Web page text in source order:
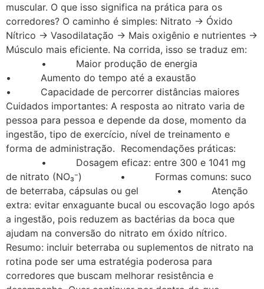
muscular. O que isso significa na prática para os
corredores? O caminho é simples: Nitrato → Óxido
Nítrico → Vasodilatação → Mais oxigênio e nutrientes →
Músculo mais eficiente. Na corrida, isso se traduz em:
• Maior produção de energia
• Aumento do tempo até a exaustão
• Capacidade de percorrer distâncias maiores
Cuidados importantes: A resposta ao nitrato varia de
pessoa para pessoa e depende da dose, momento da
ingestão, tipo de exercício, nível de treinamento e
forma de administração. Recomendações práticas:
• Dosagem eficaz: entre 300 e 1041 mg
de nitrato (NO₃⁻) • Formas comuns: suco
de beterraba, cápsulas ou gel • Atenção
extra: evitar enxaguante bucal ou escovação logo após
a ingestão, pois reduzem as bactérias da boca que
ajudam na conversão do nitrato em óxido nítrico.
Resumo: incluir beterraba ou suplementos de nitrato na
rotina pode ser uma estratégia poderosa para
corredores que buscam melhorar resistência e